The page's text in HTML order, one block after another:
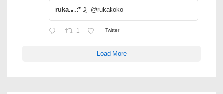
ruka.｡.:*☽ฺ @rukakoko
1 Twitter
Load More